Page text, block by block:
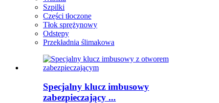
Szpilki
Części tłoczone
Tłok sprężynowy
Odstępy
Przekładnia ślimakowa
Specjalny klucz imbusowy
zabezpieczający ...